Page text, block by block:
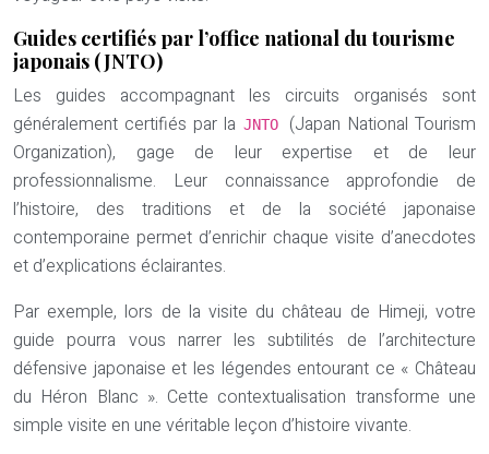
Guides certifiés par l’office national du tourisme
japonais (JNTO)
Les guides accompagnant les circuits organisés sont
généralement certifiés par la JNTO (Japan National Tourism
Organization), gage de leur expertise et de leur
professionnalisme. Leur connaissance approfondie de
l’histoire, des traditions et de la société japonaise
contemporaine permet d’enrichir chaque visite d’anecdotes
et d’explications éclairantes.
Par exemple, lors de la visite du château de Himeji, votre
guide pourra vous narrer les subtilités de l’architecture
défensive japonaise et les légendes entourant ce « Château
du Héron Blanc ». Cette contextualisation transforme une
simple visite en une véritable leçon d’histoire vivante.